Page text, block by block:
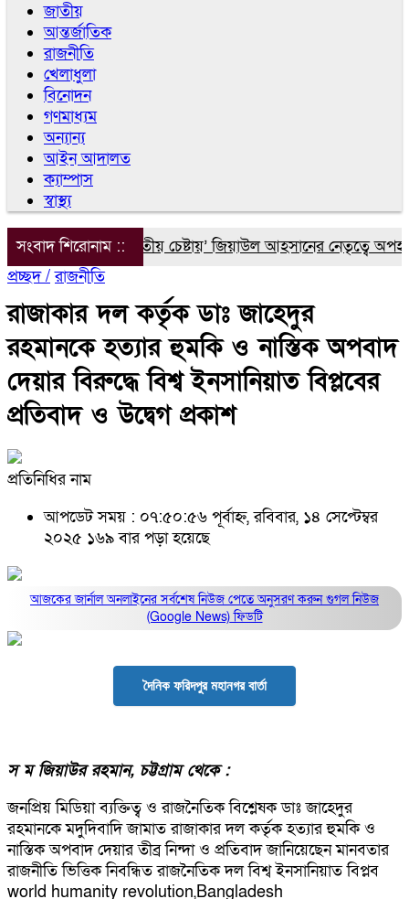
জাতীয়
আন্তর্জাতিক
রাজনীতি
খেলাধুলা
বিনোদন
গণমাধ্যম
অন্যান্য
আইন আদালত
ক্যাম্পাস
স্বাস্থ্য
সংবাদ শিরোনাম ::
আলীকে ‘দ্বিতীয় চেষ্টায়’ জিয়াউল আহসানের নেতৃত্বে অপহরণ:
প্রচ্ছদ / রাজনীতি
রাজাকার দল কর্তৃক ডাঃ জাহেদুর
রহমানকে হত্যার হুমকি ও নাস্তিক অপবাদ
দেয়ার বিরুদ্ধে বিশ্ব ইনসানিয়াত বিপ্লবের
প্রতিবাদ ও উদ্বেগ প্রকাশ
প্রতিনিধির নাম
আপডেট সময় : ০৭:৫০:৫৬ পূর্বাহ্ন, রবিবার, ১৪ সেপ্টেম্বর
২০২৫ ১৬৯ বার পড়া হয়েছে
আজকের জার্নাল অনলাইনের সর্বশেষ নিউজ পেতে অনুসরণ করুনগুগল নিউজ
(Google News)ফিডটি
দৈনিক ফরিদপুর মহানগর বার্তা
স ম জিয়াউর রহমান, চট্টগ্রাম থেকে :
জনপ্রিয় মিডিয়া ব্যক্তিত্ব ও রাজনৈতিক বিশ্লেষক ডাঃ জাহেদুর
রহমানকে মদুদিবাদি জামাত রাজাকার দল কর্তৃক হত্যার হুমকি ও
নাস্তিক অপবাদ দেয়ার তীব্র নিন্দা ও প্রতিবাদ জানিয়েছেন মানবতার
রাজনীতি ভিত্তিক নিবন্ধিত রাজনৈতিক দল বিশ্ব ইনসানিয়াত বিপ্লব
world humanity revolution,Bangladesh